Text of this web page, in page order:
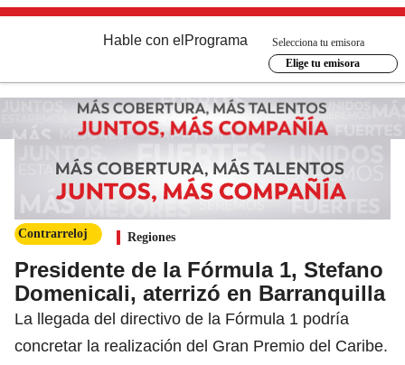
Hable con el Programa
Selecciona tu emisora
Elige tu emisora
Contrarreloj Regiones
Presidente de la Fórmula 1, Stefano
Domenicali, aterrizó en Barranquilla
La llegada del directivo de la Fórmula 1 podría
concretar la realización del Gran Premio del Caribe.